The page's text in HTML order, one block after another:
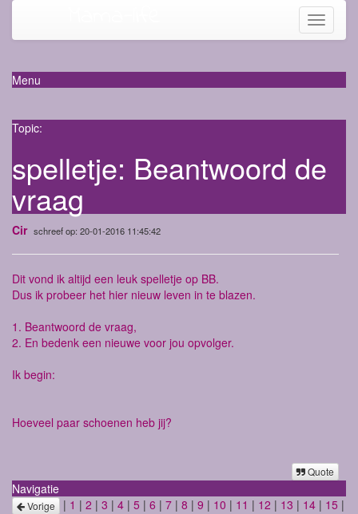
Toggle
Menu
Topic:
spelletje: Beantwoord de
vraag
Cir schreef op: 20-01-2016 11:45:42
Dit vond ik altijd een leuk spelletje op BB.
Dus ik probeer het hier nieuw leven in te blazen.
1. Beantwoord de vraag,
2. En bedenk een nieuwe voor jou opvolger.
Ik begin:
Hoeveel paar schoenen heb jij?
Quote
Navigatie
Vorige | 1 | 2 | 3 | 4 | 5 | 6 | 7 | 8 | 9 | 10 | 11 | 12 | 13 | 14 | 15 |